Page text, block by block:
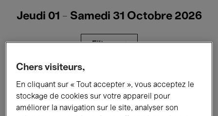
Jeudi 01 - Samedi 31 Octobre 2026
Filtres
Expositions Films Performances
Chers visiteurs,
En cliquant sur « Tout accepter », vous acceptez le
stockage de cookies sur votre appareil pour
améliorer la navigation sur le site, analyser son